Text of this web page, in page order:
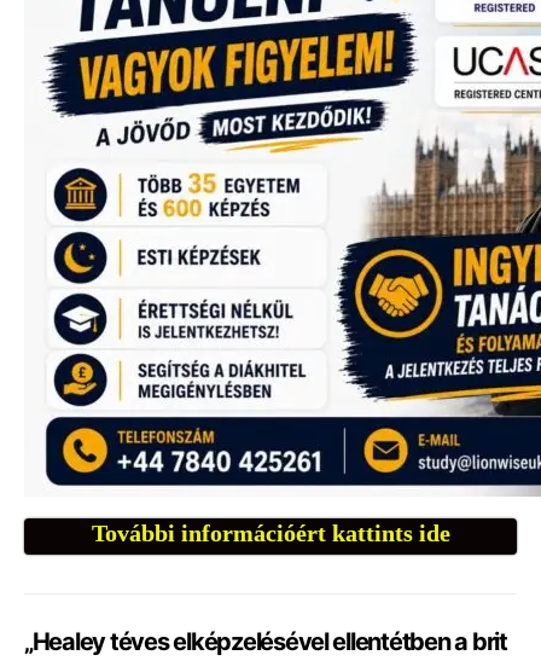
További információért kattints ide
„Healey téves elképzelésével ellentétben a brit